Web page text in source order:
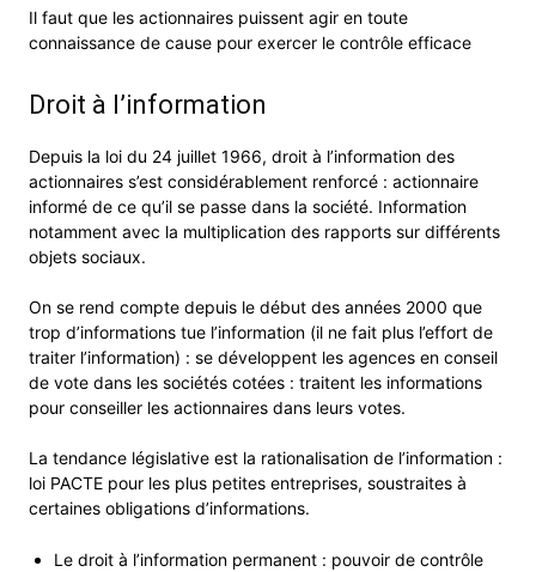
Il faut que les actionnaires puissent agir en toute
connaissance de cause pour exercer le contrôle efficace
Droit à l’information
Depuis la loi du 24 juillet 1966, droit à l’information des
actionnaires s’est considérablement renforcé : actionnaire
informé de ce qu’il se passe dans la société. Information
notamment avec la multiplication des rapports sur différents
objets sociaux.
On se rend compte depuis le début des années 2000 que
trop d’informations tue l’information (il ne fait plus l’effort de
traiter l’information) : se développent les agences en conseil
de vote dans les sociétés cotées : traitent les informations
pour conseiller les actionnaires dans leurs votes.
La tendance législative est la rationalisation de l’information :
loi PACTE pour les plus petites entreprises, soustraites à
certaines obligations d’informations.
Le droit à l’information permanent : pouvoir de contrôle